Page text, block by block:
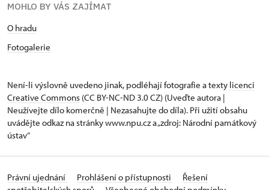
MOHLO BY VÁS ZAJÍMAT
O hradu
Fotogalerie
Není-li výslovně uvedeno jinak, podléhají fotografie a texty licenci
Creative Commons (CC BY-NC-ND 3.0 CZ) (Uveďte autora |
Neužívejte dílo komerčně | Nezasahujte do díla). Při užití obsahu
uvádějte odkaz na stránky www.npu.cz a „zdroj: Národní památkový
ústav“
Právní ujednání Prohlášení o přístupnosti
Řešení